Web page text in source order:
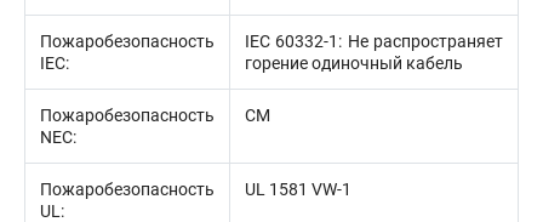
Пожаробезопасность
IEC:
IEC 60332-1: Не распространяет
горение одиночный кабель
Пожаробезопасность
NEC:
CM
Пожаробезопасность
UL:
UL 1581 VW-1